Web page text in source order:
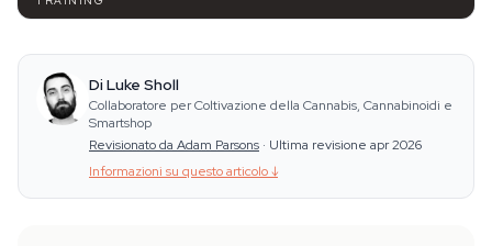
Di Luke Sholl
Collaboratore per Coltivazione della Cannabis, Cannabinoidi e
Smartshop
Revisionato da Adam Parsons · Ultima revisione apr 2026
Informazioni su questo articolo↓